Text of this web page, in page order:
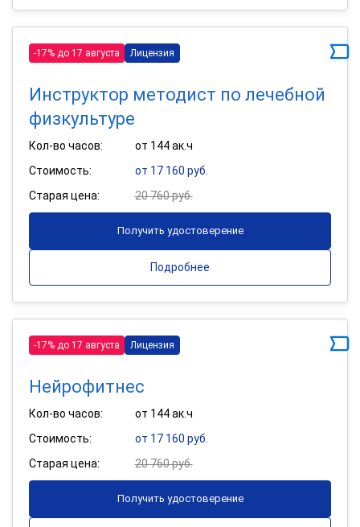
-17% до 17 августа Лицензия
Инструктор методист по лечебной
физкультуре
Кол-во часов:
от 144 ак.ч
Стоимость:
от 17 160 руб.
Старая цена:
20 760 руб.
Получить удостоверение
Подробнее
-17% до 17 августа Лицензия
Нейрофитнес
Кол-во часов:
от 144 ак.ч
Стоимость:
от 17 160 руб.
Старая цена:
20 760 руб.
Получить удостоверение